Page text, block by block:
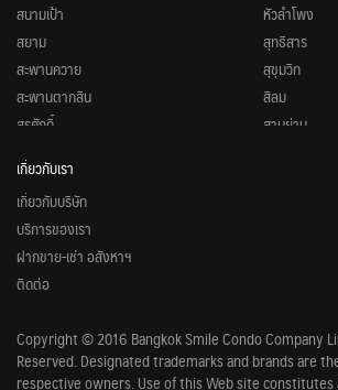
สนามเป้า
สยาม
สะพานควาย
สะพานตากสิน
สุรศักดิ์
อนุสาวรีย์ชัยสมรภูมิ
อารีย์
อุดมสุข
อโศก
อ่อนนุช
เอกมัย
แบริ่ง
หัวลำโพง
สุทธิสาร
สุขุมวิท
สีลม
สามย่าน
พระราม 9
บางโพ
เกี่ยวกับเรา
เกี่ยวกับบริษัท
บริการของเรา
ฝากขาย-เช่า อสังหาฯ
ติดต่อ
Copyright © 2016 Bangkok Smile Condo Company
Reserved. Designated trademarks and brands are
respective owners. Use of this Web site constitutes